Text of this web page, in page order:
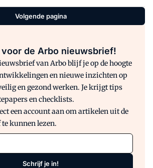
met behulp van Plan-Do-Check-Act uit
de Deming Circle.
Volgende pagina
voor de Arbo nieuwsbrief!
van Arbo blijf je op de hoogte
en nieuwe inzichten op
en gezond werken. Je krijgt tips
en checklists.
een account aan om artikelen uit de
kunnen lezen.
Schrijf je in!